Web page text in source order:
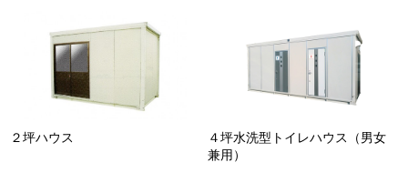
２坪ハウス
４坪水洗型トイレハウス（男女
兼用）